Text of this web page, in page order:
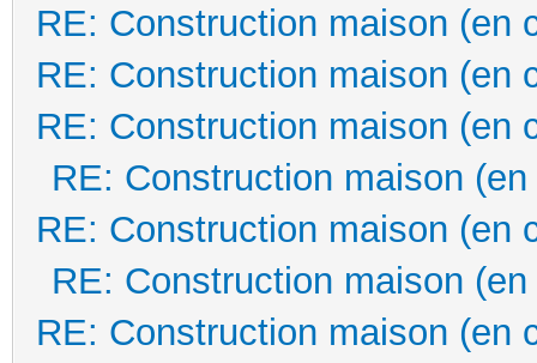
RE: Construction maison (en
RE: Construction maison (en
RE: Construction maison (en
RE: Construction maison
RE: Construction maison (en
RE: Construction maison
RE: Construction maison (en